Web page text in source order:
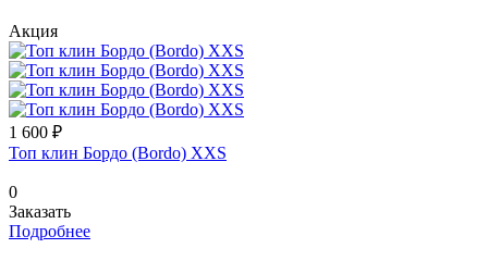
Акция
1 600 ₽
Топ клин Бордо (Bordo) XXS
0
Заказать
Подробнее